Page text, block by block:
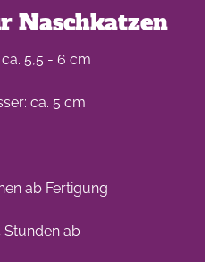
Naschkatzen
5,5 - 6 cm
ca. 5 cm
ab Fertigung
Stunden ab